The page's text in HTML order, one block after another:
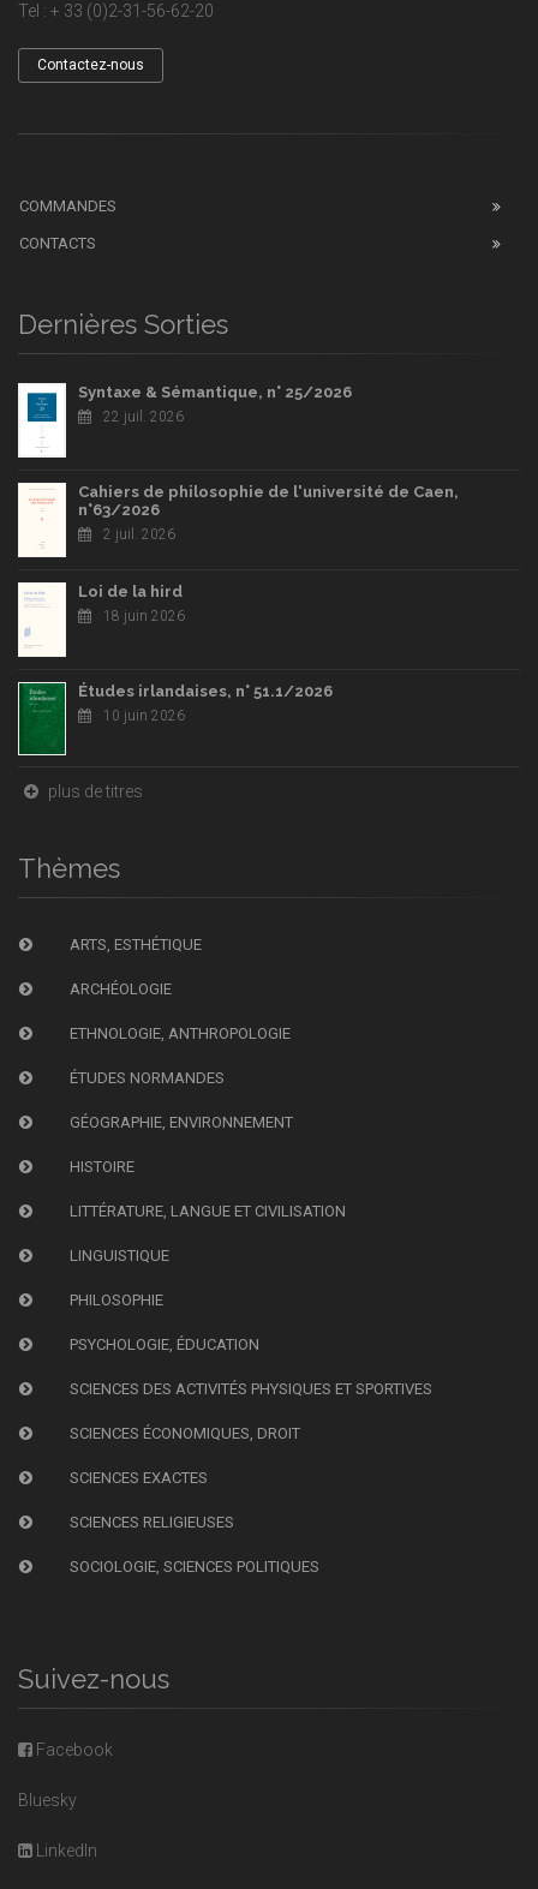
Tel : + 33 (0)2-31-56-62-20
Contactez-nous
COMMANDES
CONTACTS
Dernières Sorties
Syntaxe & Sémantique, n° 25/2026
22 juil. 2026
Cahiers de philosophie de l'université de Caen,
n°63/2026
2 juil. 2026
Loi de la hird
18 juin 2026
Études irlandaises, n° 51.1/2026
10 juin 2026
plus de titres
Thèmes
ARTS, ESTHÉTIQUE
ARCHÉOLOGIE
ETHNOLOGIE, ANTHROPOLOGIE
ÉTUDES NORMANDES
GÉOGRAPHIE, ENVIRONNEMENT
HISTOIRE
LITTÉRATURE, LANGUE ET CIVILISATION
LINGUISTIQUE
PHILOSOPHIE
PSYCHOLOGIE, ÉDUCATION
SCIENCES DES ACTIVITÉS PHYSIQUES ET SPORTIVES
SCIENCES ÉCONOMIQUES, DROIT
SCIENCES EXACTES
SCIENCES RELIGIEUSES
SOCIOLOGIE, SCIENCES POLITIQUES
Suivez-nous
Facebook
Bluesky
LinkedIn